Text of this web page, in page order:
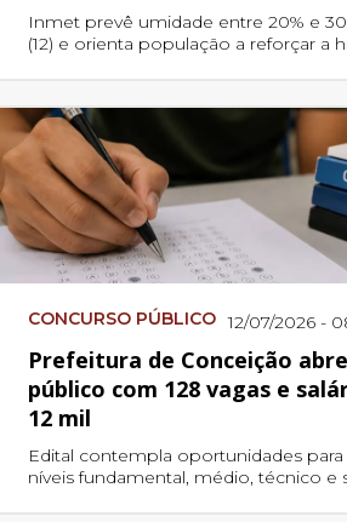
Inmet prevê umidade entre 20% e
(12) e orienta população a reforçar a
CONCURSO PÚBLICO 12/07/2026 -
Prefeitura de Conceição
público com 128 vagas e
12 mil
Edital contempla oportunidades
níveis fundamental, médio, técnico e